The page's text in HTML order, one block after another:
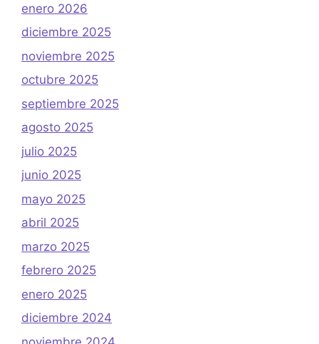
enero 2026
diciembre 2025
noviembre 2025
octubre 2025
septiembre 2025
agosto 2025
julio 2025
junio 2025
mayo 2025
abril 2025
marzo 2025
febrero 2025
enero 2025
diciembre 2024